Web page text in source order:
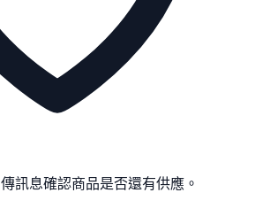
訊息確認商品是否還有供應。